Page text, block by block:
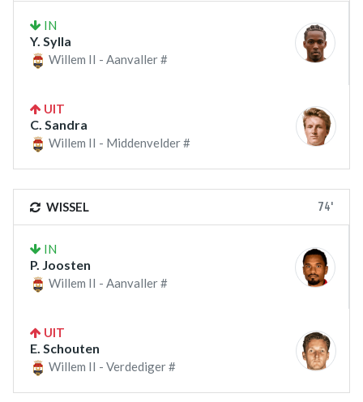
IN
Y. Sylla
Willem II - Aanvaller #
UIT
C. Sandra
Willem II - Middenvelder #
WISSEL 74'
IN
P. Joosten
Willem II - Aanvaller #
UIT
E. Schouten
Willem II - Verdediger #